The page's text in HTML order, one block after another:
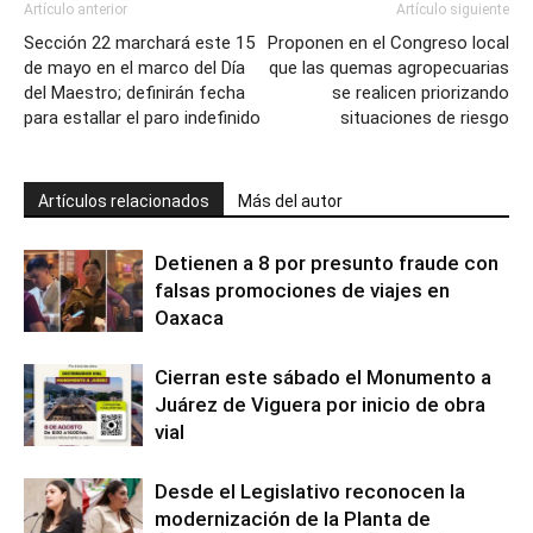
Artículo anterior
Sección 22 marchará este 15
de mayo en el marco del Día
del Maestro; definirán fecha
para estallar el paro indefinido
Artículo siguiente
Proponen en el Congreso local
que las quemas agropecuarias
se realicen priorizando
situaciones de riesgo
Artículos relacionados Más del autor
Detienen a 8 por presunto fraude con
falsas promociones de viajes en
Oaxaca
Cierran este sábado el Monumento a
Juárez de Viguera por inicio de obra
vial
Desde el Legislativo reconocen la
modernización de la Planta de